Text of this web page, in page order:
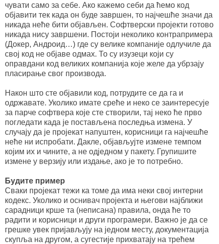
чувати само за себе. Ако кажемо себи да ћемо код
објавити тек када он буде завршен, то најчешће значи да
никада неће бити објављен. Софтверски пројекти готово
никада нису завршени. Постоји неколико контрапримера
(Докер, Андроид…) где су велике компаније одлучиле да
свој код не објаве одмах. То су изузеци који су
оправдани код великих компанија које желе да убрзају
пласирање свог производа.
Након што сте објавили код, потрудите се да га и
одржавате. Уколико имате среће и неко се заинтересује
за парче софтвера које сте створили, тај неко ће прво
погледати када је постављена последња измена. У
случају да је пројекат напуштен, корисници га најчешће
неће ни испробати. Дакле, објављујте измене темпом
којим их и чините, а не одједном у пакету. Групишите
измене у верзију или издање, ако је то потребно.
Будите пример
Сваки пројекат тежи ка томе да има неки свој интерни
кодекс. Уколико и оснивач пројекта и његови најближи
сарадници крше та (неписана) правила, онда ће то
радити и корисници и други програмери. Важно је да се
грешке увек пријављују на једном месту, документација
скупља на другом, а сугестије прихватају на трећем